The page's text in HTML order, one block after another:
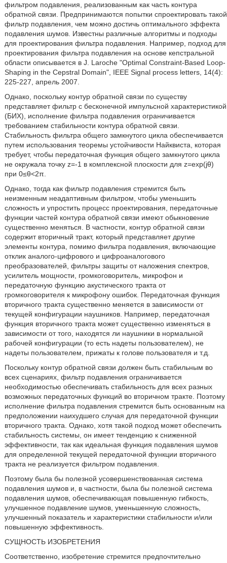
фильтром подавления, реализованным как часть контура
обратной связи. Предпринимаются попытки спроектировать такой
фильтр подавления, чем можно достичь оптимального эффекта
подавления шумов. Известны различные алгоритмы и подходы
для проектирования фильтра подавления. Например, подход для
проектирования фильтра подавления на основе кепстральной
области описывается в J. Laroche "Optimal Constraint-Based Loop-
Shaping in the Cepstral Domain", IEEE Signal process letters, 14(4):
225-227, апрель 2007.
Однако, поскольку контур обратной связи по существу
представляет фильтр с бесконечной импульсной характеристикой
(БИХ), исполнение фильтра подавления ограничивается
требованием стабильности контура обратной связи.
Стабильность фильтра общего замкнутого цикла обеспечивается
путем использования теоремы устойчивости Найквиста, которая
требует, чтобы передаточная функция общего замкнутого цикла
не окружала точку z=-1 в комплексной плоскости для z=exp(jθ)
при 0≤θ<2π.
Однако, тогда как фильтр подавления стремится быть
неизменным неадаптивным фильтром, чтобы уменьшить
сложность и упростить процесс проектирования, передаточные
функции частей контура обратной связи имеют обыкновение
существенно меняться. В частности, контур обратной связи
содержит вторичный тракт, который представляет другие
элементы контура, помимо фильтра подавления, включающие
отклик аналого-цифрового и цифроаналогового
преобразователей, фильтры защиты от наложения спектров,
усилитель мощности, громкоговоритель, микрофон и
передаточную функцию акустического тракта от
громкоговорителя к микрофону ошибок. Передаточная функция
вторичного тракта существенно меняется в зависимости от
текущей конфигурации наушников. Например, передаточная
функция вторичного тракта может существенно изменяться в
зависимости от того, находятся ли наушники в нормальной
рабочей конфигурации (то есть надеты пользователем), не
надеты пользователем, прижаты к голове пользователя и т.д.
Поскольку контур обратной связи должен быть стабильным во
всех сценариях, фильтр подавления ограничивается
необходимостью обеспечивать стабильность для всех разных
возможных передаточных функций во вторичном тракте. Поэтому
исполнение фильтра подавления стремится быть основанным на
предположении наихудшего случая для передаточной функции
вторичного тракта. Однако, хотя такой подход может обеспечить
стабильность системы, он имеет тенденцию к сниженной
эффективности, так как идеальная функция подавления шумов
для определенной текущей передаточной функции вторичного
тракта не реализуется фильтром подавления.
Поэтому была бы полезной усовершенствованная система
подавления шумов и, в частности, была бы полезной система
подавления шумов, обеспечивающая повышенную гибкость,
улучшенное подавление шумов, уменьшенную сложность,
улучшенный показатель и характеристики стабильности и/или
повышенную эффективность.
СУЩНОСТЬ ИЗОБРЕТЕНИЯ
Соответственно, изобретение стремится предпочтительно